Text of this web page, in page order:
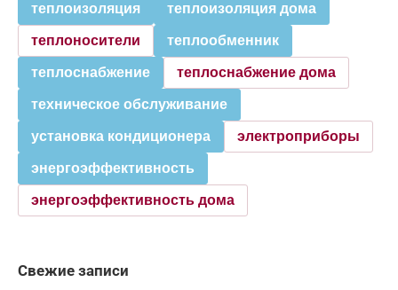
теплоизоляция теплоизоляция дома
теплоносители теплообменник
теплоснабжение теплоснабжение дома
техническое обслуживание
установка кондиционера электроприборы
энергоэффективность
энергоэффективность дома
Свежие записи